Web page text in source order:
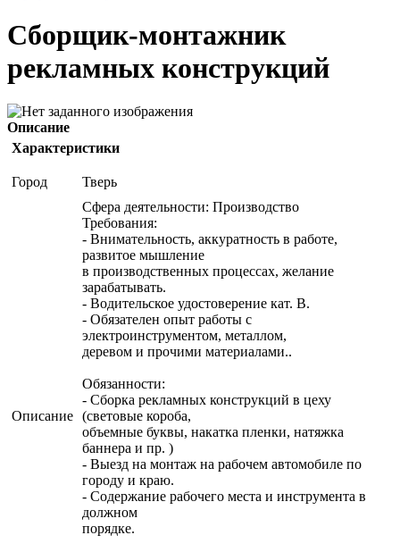
Сборщик-монтажник
рекламных конструкций
Описание
Характеристики
Город Тверь
Описание
Сфера деятельности: Производство
Требования:
- Внимательность, аккуратность в работе,
развитое мышление
в производственных процессах, желание
зарабатывать.
- Водительское удостоверение кат. В.
- Обязателен опыт работы с
электроинструментом, металлом,
деревом и прочими материалами..
Обязанности:
- Сборка рекламных конструкций в цеху
(световые короба,
объемные буквы, накатка пленки, натяжка
баннера и пр. )
- Выезд на монтаж на рабочем автомобиле по
городу и краю.
- Содержание рабочего места и инструмента в
должном
порядке.